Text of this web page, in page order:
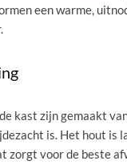
een warme,
kast zijn gemaakt
is. Het hout is
zorgt voor de beste